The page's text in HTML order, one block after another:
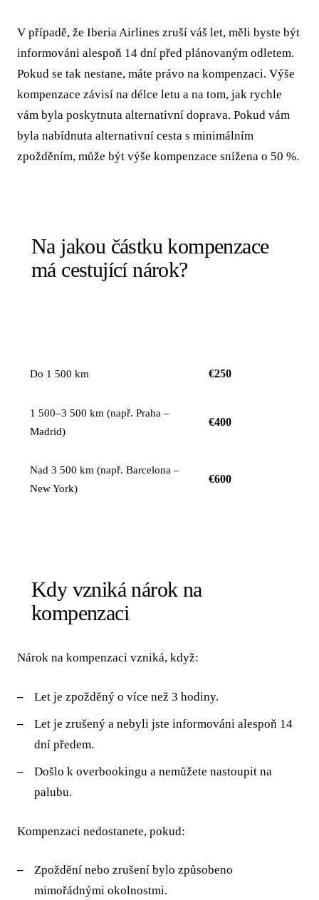
V případě, že Iberia Airlines zruší váš let, měli byste být
informováni alespoň 14 dní před plánovaným odletem.
Pokud se tak nestane, máte právo na kompenzaci. Výše
kompenzace závisí na délce letu a na tom, jak rychle
vám byla poskytnuta alternativní doprava. Pokud vám
byla nabídnuta alternativní cesta s minimálním
zpožděním, může být výše kompenzace snížena o 50 %.
Na jakou částku kompenzace
má cestující nárok?
Do 1 500 km €250
1 500–3 500 km (např. Praha –
Madrid)
€400
Nad 3 500 km (např. Barcelona –
New York)
€600
Kdy vzniká nárok na
kompenzaci
Nárok na kompenzaci vzniká, když:
Let je zpožděný o více než 3 hodiny.
Let je zrušený a nebyli jste informováni alespoň 14
dní předem.
Došlo k overbookingu a nemůžete nastoupit na
palubu.
Kompenzaci nedostanete, pokud:
Zpoždění nebo zrušení bylo způsobeno
mimořádnými okolnostmi.